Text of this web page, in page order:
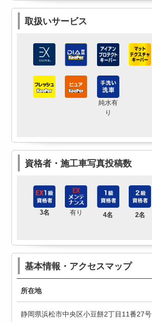
取扱いサービス
純水有
り
資格者・施工車写真投稿数
3名 有り 4名 2名
基本情報・アクセスマップ
所在地
静岡県浜松市中央区小豆餅2丁目11番27号